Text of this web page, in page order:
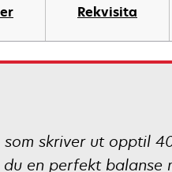
Rekvisita
som skriver ut opptil
en perfekt